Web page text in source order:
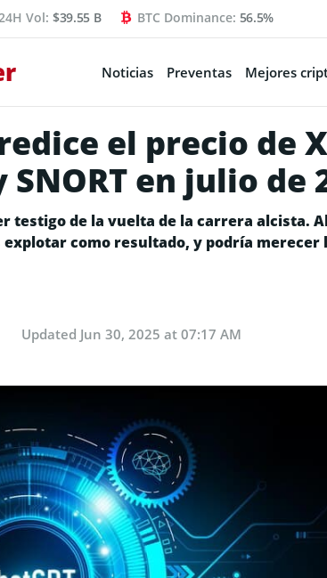
Vol: $39.55 B BTC Dominance: 56.5%
Noticias Preventas Mejores
el precio de
SNORT en julio de
testigo de la vuelta de la carrera alcista.
como resultado, y podría
Updated Jun 30, 2025 at 07:17 AM